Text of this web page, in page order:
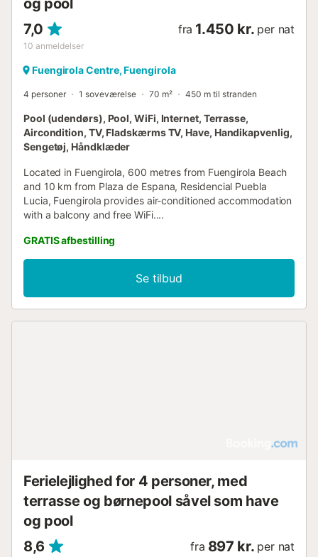
7,0
10 anmeldelser
fra 1.450 kr. per nat
Fuengirola Centre, Fuengirola
4 personer 1 soveværelse 70 m² 450 m til stranden
Pool (udendørs), Pool, WiFi, Internet, Terrasse,
Aircondition, TV, Fladskærms TV, Have, Handikapvenlig,
Sengetøj, Håndklæder
Located in Fuengirola, 600 metres from Fuengirola Beach
and 10 km from Plaza de Espana, Residencial Puebla
Lucia, Fuengirola provides air-conditioned accommodation
with a balcony and free WiFi....
GRATIS afbestilling
Se tilbud
Ferielejlighed for 4 personer, med
terrasse og børnepool såvel som have
og pool
8,6
fra 897 kr. per nat